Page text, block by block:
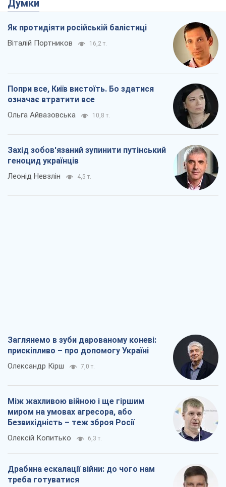
Думки
Як протидіяти російській балістиці
Віталій Портников 16,2 т.
Попри все, Київ вистоїть. Бо здатися
означає втратити все
Ольга Айвазовська 10,8 т.
Захід зобов'язаний зупинити путінський
геноцид українців
Леонід Невзлін 4,5 т.
Заглянемо в зуби дарованому коневі:
прискіпливо – про допомогу Україні
Олександр Кірш 7,0 т.
Між жахливою війною і ще гіршим
миром на умовах агресора, або
Безвихідність – теж зброя Росії
Олексій Копитько 6,3 т.
Драбина ескалації війни: до чого нам
треба готуватися